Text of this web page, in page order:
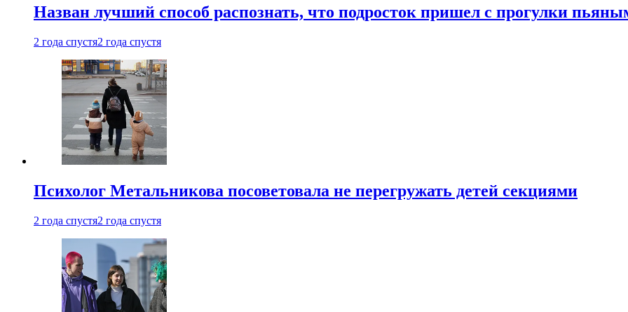
Назван лучший способ распознать, что подросток пришел с прогулки
2 года спустя2 года спустя
Психолог Метальникова посоветовала не перегружать детей секциями
2 года спустя2 года спустя